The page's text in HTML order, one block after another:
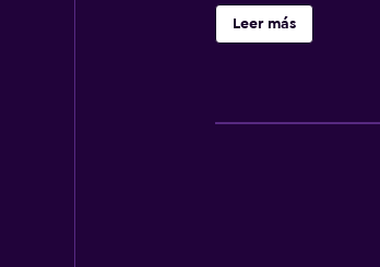
personal gratuitos y
servicios para las
Leer más